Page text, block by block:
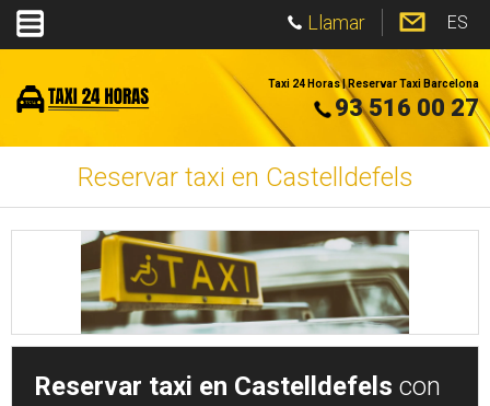
ES
Llamar
Taxi 24 Horas | Reservar Taxi Barcelona
93 516 00 27
Reservar taxi en Castelldefels
Reservar taxi en Castelldefels con